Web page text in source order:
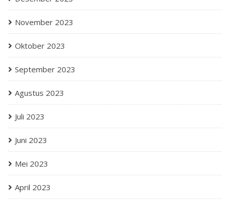
November 2023
Oktober 2023
September 2023
Agustus 2023
Juli 2023
Juni 2023
Mei 2023
April 2023